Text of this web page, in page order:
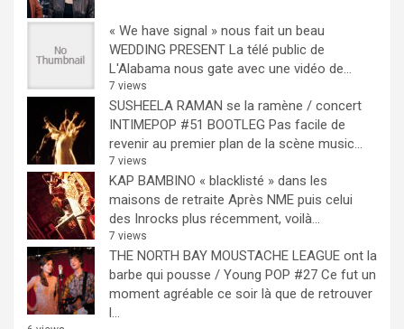
« We have signal » nous fait un beau
WEDDING PRESENT La télé public de
L'Alabama nous gate avec une vidéo de...
7 views
SUSHEELA RAMAN se la ramène / concert
INTIMEPOP #51 BOOTLEG Pas facile de
revenir au premier plan de la scène music...
7 views
KAP BAMBINO « blacklisté » dans les
maisons de retraite Après NME puis celui
des Inrocks plus récemment, voilà...
7 views
THE NORTH BAY MOUSTACHE LEAGUE ont la
barbe qui pousse / Young POP #27 Ce fut un
moment agréable ce soir là que de retrouver
l...